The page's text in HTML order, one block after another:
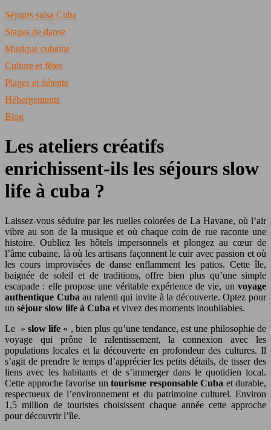
Séjours salsa Cuba
Stages de danse
Musique cubaine
Culture et fêtes
Plages et détente
Hébergements
Blog
Les ateliers créatifs
enrichissent-ils les séjours slow
life à cuba ?
Laissez-vous séduire par les ruelles colorées de La Havane, où l’air
vibre au son de la musique et où chaque coin de rue raconte une
histoire. Oubliez les hôtels impersonnels et plongez au cœur de
l’âme cubaine, là où les artisans façonnent le cuir avec passion et où
les cours improvisées de danse enflamment les patios. Cette île,
baignée de soleil et de traditions, offre bien plus qu’une simple
escapade : elle propose une véritable expérience de vie, un voyage
authentique Cubaau ralenti qui invite à la découverte. Optez pour
un séjour slow life à Cuba et vivez des moments inoubliables.
Le » slow life « , bien plus qu’une tendance, est une philosophie de
voyage qui prône le ralentissement, la connexion avec les
populations locales et la découverte en profondeur des cultures. Il
s’agit de prendre le temps d’apprécier les petits détails, de tisser des
liens avec les habitants et de s’immerger dans le quotidien local.
Cette approche favorise un tourisme responsable Cuba et durable,
respectueux de l’environnement et du patrimoine culturel. Environ
1,5 million de touristes choisissent chaque année cette approche
pour découvrir l’île.